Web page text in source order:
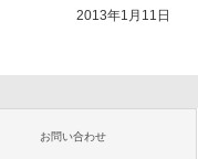
2013年1月11日
お問い合わせ